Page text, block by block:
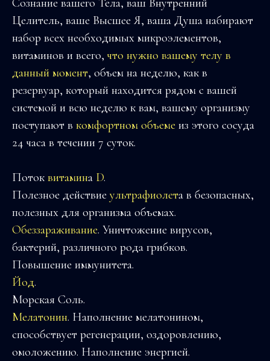
Целитель, ваше Высшее Я, ваша Душа набирают
набор всех необходимых микроэлементов,
витаминов и всего, что нужно вашему телу в
данный момент, объем на неделю, как в
резервуар, который находится рядом с вашей
системой и всю неделю к вам, вашему организму
поступают в комфортном объеме из этого сосуда
24 часа в течении 7 суток.
Поток витамина D.
Полезное действие ультрафиолета в безопасных,
полезных для организма объемах.
Обеззараживание. Уничтожение вирусов,
бактерий, различного рода грибков.
Повышение иммунитета.
Йод.
Морская Соль.
Мелатонин. Наполнение мелатонином,
способствует регенерации, оздоровлению,
омоложению. Наполнение энергией.